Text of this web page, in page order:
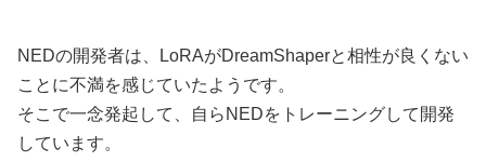
NEDの開発者は、LoRAがDreamShaperと相性が良くない
ことに不満を感じていたようです。
そこで一念発起して、自らNEDをトレーニングして開発
しています。